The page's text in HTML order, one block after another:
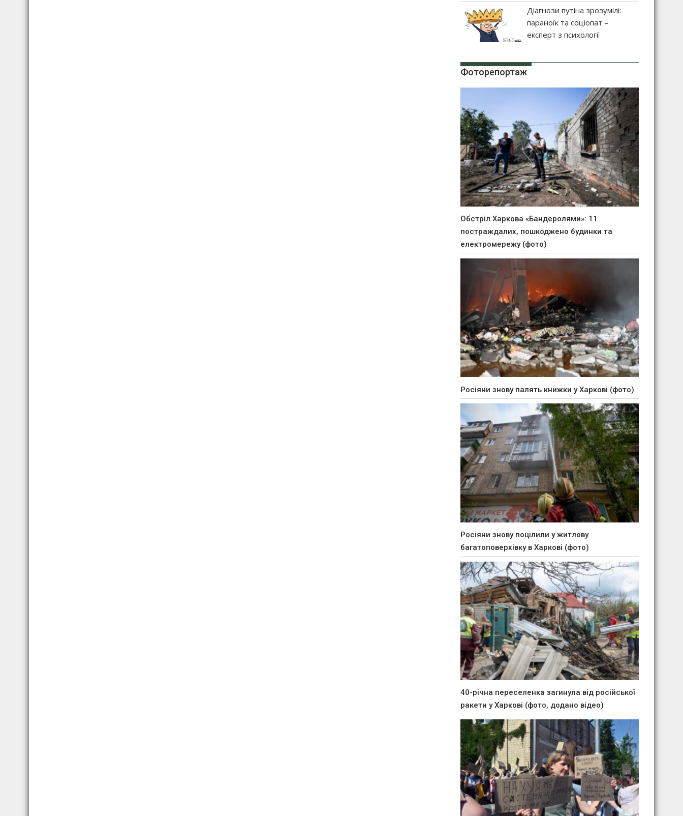
Діагнози путіна зрозумілі:
параноїк та соціопат –
експерт з психології
Фоторепортаж
Обстріл Харкова «Бандеролями»: 11
постраждалих, пошкоджено будинки та
електромережу (фото)
Росіяни знову палять книжки у Харкові (фото)
Росіяни знову поцілили у житлову
багатоповерхівку в Харкові (фото)
40-річна переселенка загинула від російської
ракети у Харкові (фото, додано відео)